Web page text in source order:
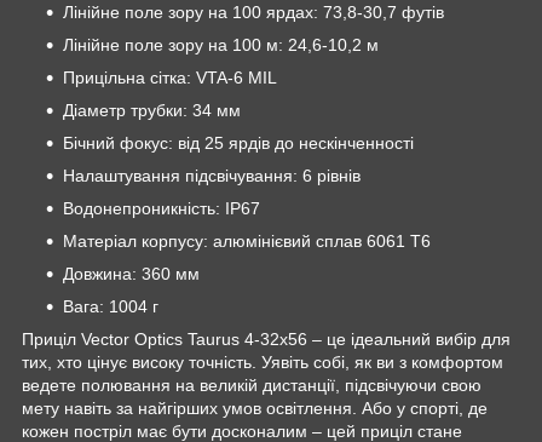
Лінійне поле зору на 100 ярдах: 73,8-30,7 футів
Лінійне поле зору на 100 м: 24,6-10,2 м
Прицільна сітка: VTA-6 MIL
Діаметр трубки: 34 мм
Бічний фокус: від 25 ярдів до нескінченності
Налаштування підсвічування: 6 рівнів
Водонепроникність: IP67
Матеріал корпусу: алюмінієвий сплав 6061 T6
Довжина: 360 мм
Вага: 1004 г
Приціл Vector Optics Taurus 4-32x56 – це ідеальний вибір для
тих, хто цінує високу точність. Уявіть собі, як ви з комфортом
ведете полювання на великій дистанції, підсвічуючи свою
мету навіть за найгірших умов освітлення. Або у спорті, де
кожен постріл має бути досконалим – цей приціл стане